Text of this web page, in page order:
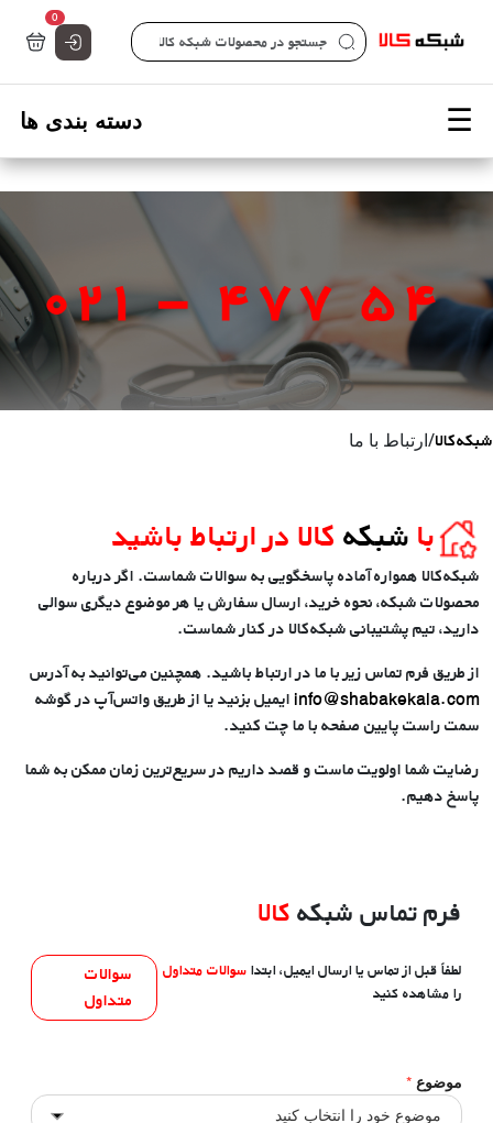
صفحه اصلی شبکه کالا - فروشگاه تخصصی قطعات شبکه
0تعداد
شبکه‌کالا/ارتباط با ما
با شبکه ‌کالا در ارتباط باشید
شبکه‌کالا همواره آماده پاسخگویی به سوالات شماست. اگر درباره
محصولات شبکه، نحوه خرید، ارسال سفارش یا هر موضوع دیگری سوالی
دارید، تیم پشتیبانی شبکه‌کالا در کنار شماست.
از طریق فرم تماسزیر با ما در ارتباط باشید. همچنین می‌توانید به آدرس
info@shabakekala.comایمیل بزنید یا از طریق واتس‌آپ در گوشه
سمت راست پایین صفحه با ما چت کنید.
رضایت شما اولویت ماستو قصد داریم در سریع‌ترین زمان ممکن به شما
پاسخ دهیم.
فرم تماس شبکهکالا
لطفاً قبل از تماس یا ارسال ایمیل، ابتدا سوالات متداول
را مشاهده کنید
سوالات
متداول
موضوع *